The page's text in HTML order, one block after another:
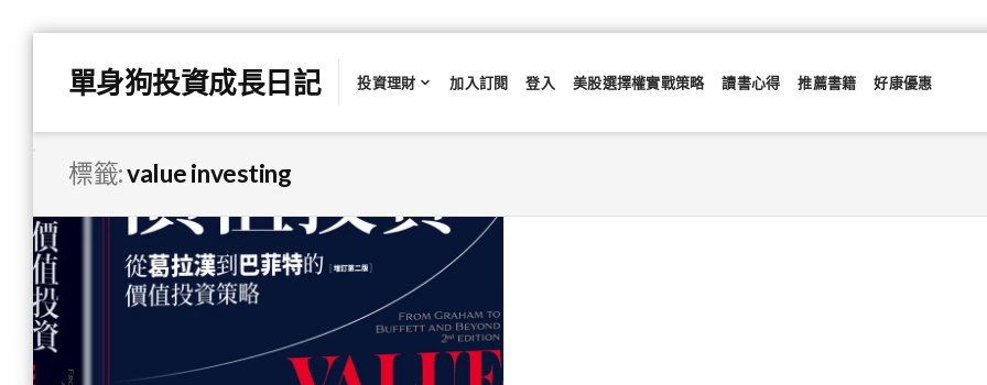
單身狗投資成長日記 投資理財 加入訂閱 登入 美股選擇權實戰策略 讀書心得 推薦書籍 好康優惠
標籤:value investing